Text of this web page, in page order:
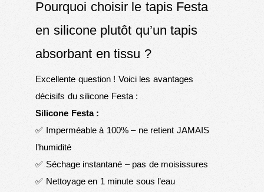
Pourquoi choisir le tapis Festa
en silicone plutôt qu’un tapis
absorbant en tissu ?
Excellente question ! Voici les avantages
décisifs du silicone Festa :
Silicone Festa :
✅ Imperméable à 100% – ne retient JAMAIS
l’humidité
✅ Séchage instantané – pas de moisissures
✅ Nettoyage en 1 minute sous l’eau